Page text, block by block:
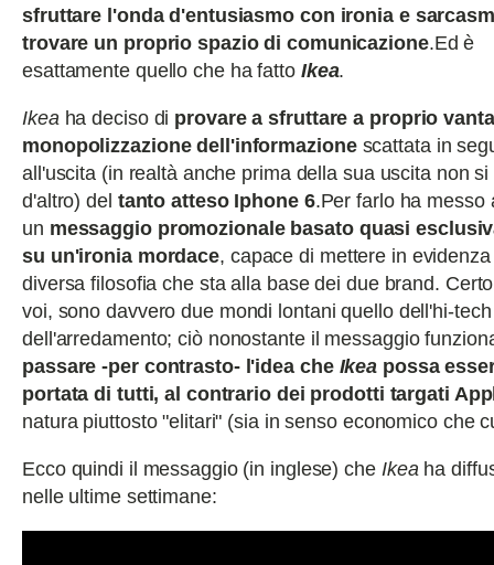
sfruttare l'onda d'entusiasmo con ironia e
trovare un proprio spazio di comunicazione.Ed è
esattamente quello che ha fatto Ikea.
Ikeaha deciso di provare a sfruttare a proprio
monopolizzazione dell'informazionescattata in
all'uscita (in realtà anche prima della sua uscita non si
d'altro) del tanto atteso Iphone 6.Per farlo ha messo
un messaggio promozionale basato quasi
su un'ironia mordace, capace di mettere in
diversa filosofia che sta alla base dei due brand.
voi, sono davvero due mondi lontani quello dell'hi-
dell'arredamento; ciò nonostante il messaggio
passare -per contrasto- l'idea che Ikea possa
portata di tutti, al contrario dei prodotti targati
natura piuttosto "elitari" (sia in senso economico che
Ecco quindi il messaggio (in inglese) che Ikeaha
nelle ultime settimane: